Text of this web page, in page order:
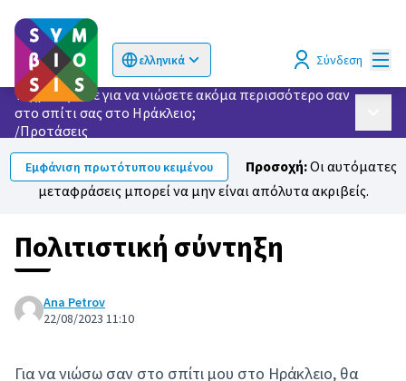
ελληνικά
Choose language Επιλογή γλώσσας Σύνδεση
Τι χρειάζεστε για να νιώσετε ακόμα περισσότερο σαν
στο σπίτι σας στο Ηράκλειο;
/Προτάσεις
Εμφάνιση πρωτότυπου κειμένου Προσοχή:Οι αυτόματες
μεταφράσεις μπορεί να μην είναι απόλυτα ακριβείς.
Πολιτιστική σύντηξη
Ana Petrov
22/08/2023 11:10
Για να νιώσω σαν στο σπίτι μου στο Ηράκλειο, θα